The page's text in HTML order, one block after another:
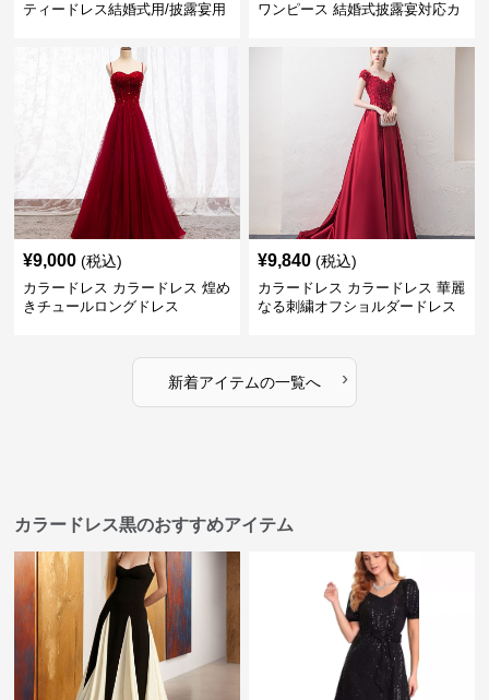
ティードレス結婚式用/披露宴用
ワンピース 結婚式披露宴対応カ
¥9,000 (税込)
カラードレス カラードレス 煌め
きチュールロングドレス
¥9,840 (税込)
カラードレス カラードレス 華麗
なる刺繍オフショルダードレス
新着アイテムの一覧へ ›
カラードレス黒のおすすめアイテム